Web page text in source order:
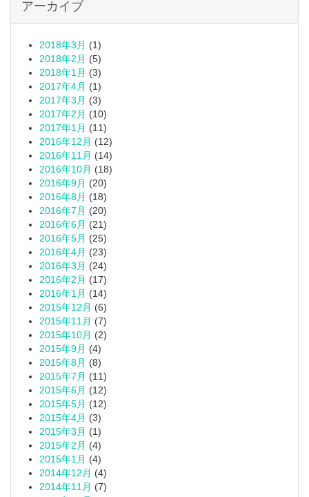
アーカイブ
2018年3月 (1)
2018年2月 (5)
2018年1月 (3)
2017年4月 (1)
2017年3月 (3)
2017年2月 (10)
2017年1月 (11)
2016年12月 (12)
2016年11月 (14)
2016年10月 (18)
2016年9月 (20)
2016年8月 (18)
2016年7月 (20)
2016年6月 (21)
2016年5月 (25)
2016年4月 (23)
2016年3月 (24)
2016年2月 (17)
2016年1月 (14)
2015年12月 (6)
2015年11月 (7)
2015年10月 (2)
2015年9月 (4)
2015年8月 (8)
2015年7月 (11)
2015年6月 (12)
2015年5月 (12)
2015年4月 (3)
2015年3月 (1)
2015年2月 (4)
2015年1月 (4)
2014年12月 (4)
2014年11月 (7)